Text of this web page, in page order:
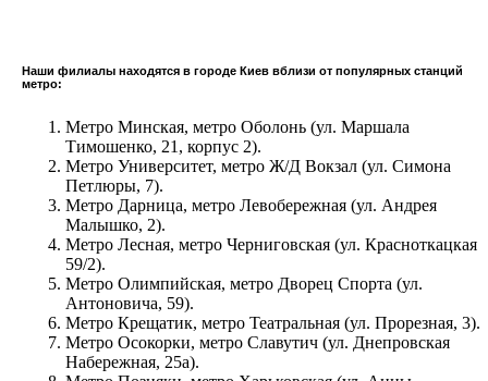
Наши филиалы находятся в городе Киев вблизи от популярных станций
метро:
Метро Минская, метро Оболонь (ул. Маршала
Тимошенко, 21, корпус 2).
Метро Университет, метро Ж/Д Вокзал (ул. Симона
Петлюры, 7).
Метро Дарница, метро Левобережная (ул. Андрея
Малышко, 2).
Метро Лесная, метро Черниговская (ул. Красноткацкая
59/2).
Метро Олимпийская, метро Дворец Спорта (ул.
Антоновича, 59).
Метро Крещатик, метро Театральная (ул. Прорезная, 3).
Метро Осокорки, метро Славутич (ул. Днепровская
Набережная, 25а).